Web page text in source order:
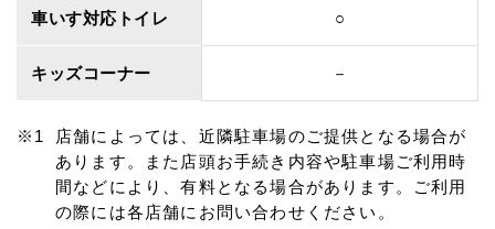
車いす対応トイレ ○
キッズコーナー －
店舗によっては、近隣駐車場のご提供となる場合が
あります。また店頭お手続き内容や駐車場ご利用時
間などにより、有料となる場合があります。ご利用
の際には各店舗にお問い合わせください。